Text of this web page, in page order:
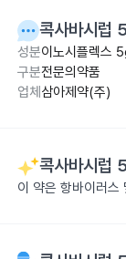
콕사바시럽
성분이노시플렉스
구분전문의약품
업체 삼아제약(주)
콕사바시럽
이 약은 항바이러스